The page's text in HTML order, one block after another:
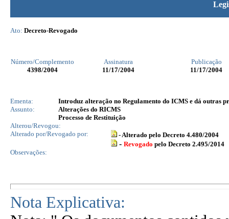
Ato: Decreto-Revogado
Número/Complemento Assinatura
Publicação
4398/2004 11/17/2004 11/17/2004
Ementa:
Introduz alteração no Regulamento do ICMS e dá outras
Assunto:
Alterações do RICMS
Processo de Restituição
Alterou/Revogou:
Alterado por/Revogado por:
- Alterado pelo Decreto 4.480/2004
- Revogado pelo Decreto 2.495/2014
Observações:
Nota Explicativa: